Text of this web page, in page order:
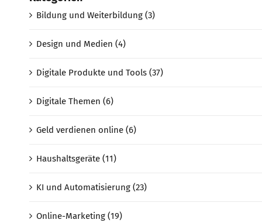
Bildung und Weiterbildung (3)
Design und Medien (4)
Digitale Produkte und Tools (37)
Digitale Themen (6)
Geld verdienen online (6)
Haushaltsgeräte (11)
KI und Automatisierung (23)
Online-Marketing (19)